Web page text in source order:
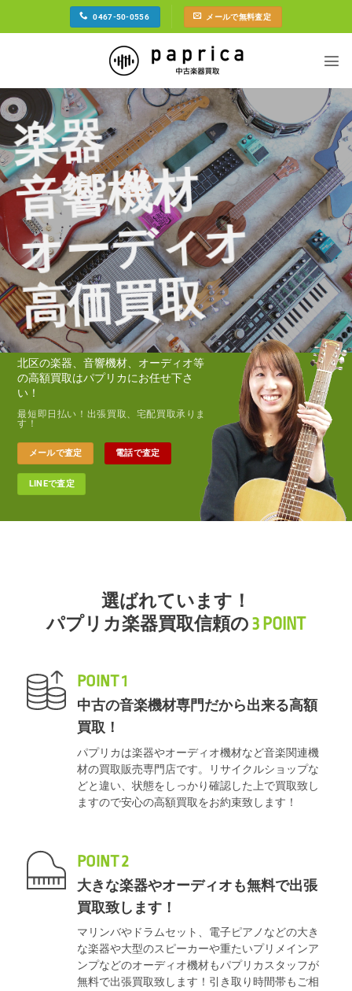
0467-50-0556 メールで無料査定
楽器
音響機材
オーディオ
高価買取
北区の楽器、音響機材、オーディオ等
の高額買取はパプリカにお任せ下さ
い！
最短即日払い！出張買取、宅配買取承りま
す！
メールで査定 電話で査定
LINEで査定
選ばれています！
パプリカ楽器買取信頼の 3 POINT
POINT 1
中古の音楽機材専門だから出来る高額
買取！
パプリカは楽器やオーディオ機材など音楽関連機
材の買取販売専門店です。リサイクルショップな
どと違い、状態をしっかり確認した上で買取致し
ますので安心の高額買取をお約束致します！
POINT 2
大きな楽器やオーディオも無料で出張
買取致します！
マリンバやドラムセット、電子ピアノなどの大き
な楽器や大型のスピーカーや重たいプリメインア
ンプなどのオーディオ機材もパプリカスタッフが
無料で出張買取致します！引き取り時間帯もご相